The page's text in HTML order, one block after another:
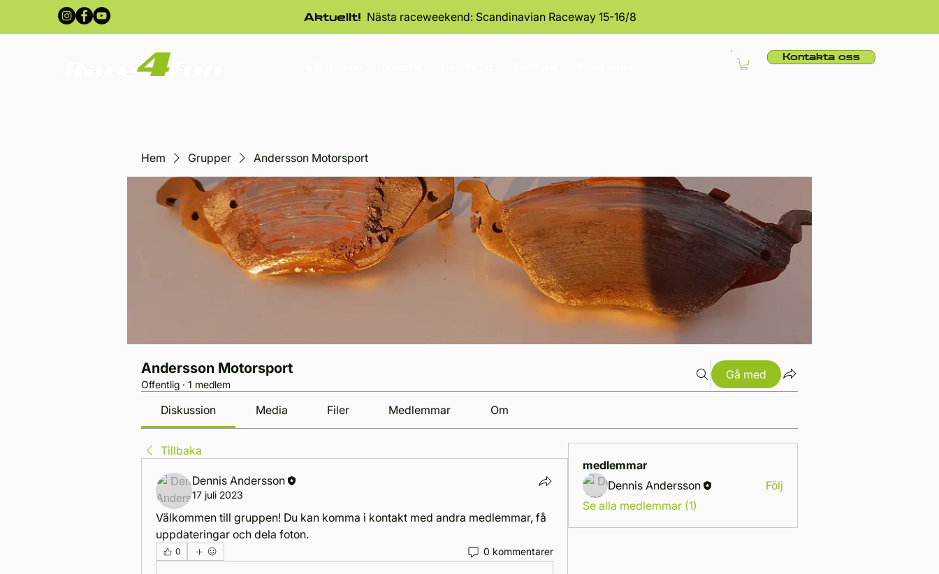
Aktuellt! Nästa raceweekend: Scandinavian Raceway 15-16/8
Kontakta oss
Hem Grupper Andersson Motorsport
Andersson Motorsport
Offentlig · 1 medlem
Gå med
Diskussion Media Filer Medlemmar Om
Tillbaka
Dennis Andersson
17 juli 2023
Välkommen till gruppen! Du kan komma i kontakt med andra medlemmar, få
uppdateringar och dela foton.
0 0 kommentarer
medlemmar
Dennis Andersson
Följ
Se alla medlemmar (1)